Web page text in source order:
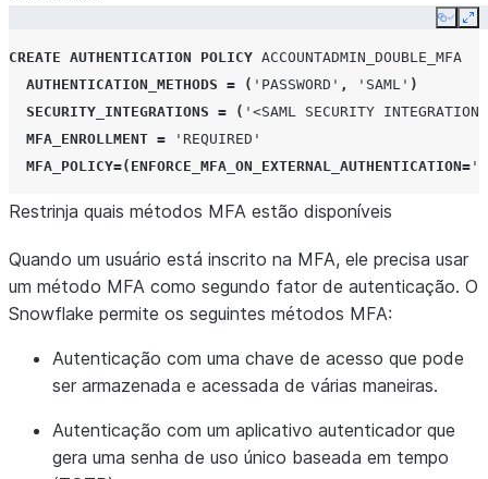
Copy
CREATE AUTHENTICATION POLICY ACCOUNTADMIN_DOUBLE_MFA
AUTHENTICATION_METHODS = ( 'PASSWORD' , 'SAML' )
SECURITY_INTEGRATIONS = ( '<SAML SECURITY
MFA_ENROLLMENT =
'REQUIRED'
MFA_POLICY=( ENFORCE_MFA_ON_EXTERNAL_AUTHENTICATION=
Restrinja quais métodos MFA estão disponíveis
Quando um usuário está inscrito na MFA, ele precisa usar
um método MFA como segundo fator de autenticação. O
Snowflake permite os seguintes métodos MFA:
Autenticação com uma chave de acesso que pode
ser armazenada e acessada de várias maneiras.
Autenticação com um aplicativo autenticador que
gera uma senha de uso único baseada em tempo